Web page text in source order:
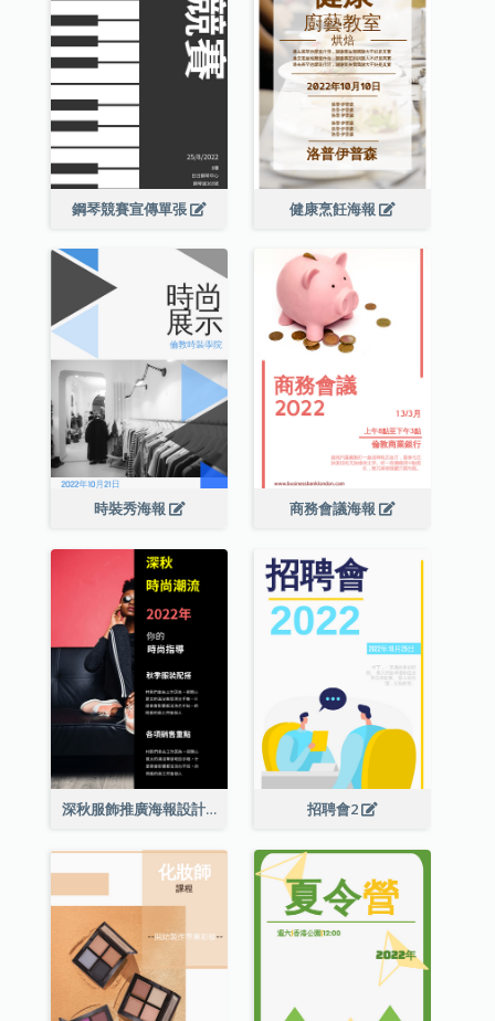
鋼琴競賽宣傳單張 健康烹飪海報
時裝秀海報 商務會議海報
深秋服飾推廣海報設計 招聘會2